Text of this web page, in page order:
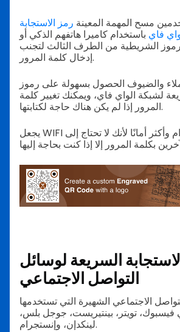
مسح المهمة المعينة رمز الاستجابة
فاي باستخدام كاميرا هاتفهم الذكي أو
الشريطية من الطرف الثالث لتجنب
إدخال كلمة المرور.
والضيوف الحصول بسهولة على رموز
لشبكة الواي فاي، ويمكنك تغيير كلمة
المرور إذا لم يكن هناك حاجة لكتابتها.
يجعل WIFI أسهل في الاستخدام وأكثر أمانًا لأنك لا تحتاج إلى
السريعة لوسائل
التواصل الاجتماعي
الاجتماعي الشهيرة التي تستخدمها
تويتر، بينتيريست، جوجل بلس،
لينكدإن، وإنستجرام.